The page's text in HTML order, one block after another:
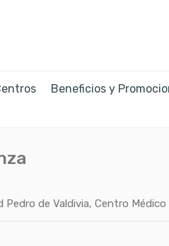
Beneficios y
Pedro de Valdivia, Centro